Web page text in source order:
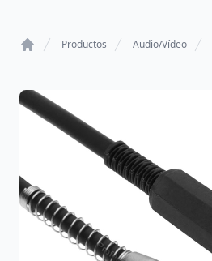
Productos Audio/Vídeo